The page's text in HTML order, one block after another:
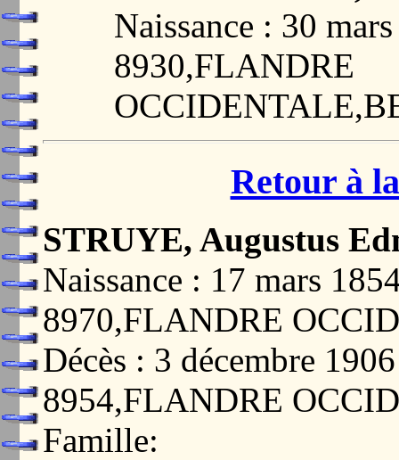
Naissance : 30
8930,FLANDRE
Retour à
STRUYE, Augustus
Naissance : 17 mars
8970,FLANDRE
Décès : 3 décembre
8954,FLANDRE
Famille: